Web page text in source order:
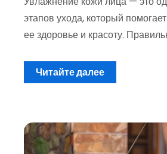
этапов ухода, который
ее здоровье и красоту.
Читайте далее